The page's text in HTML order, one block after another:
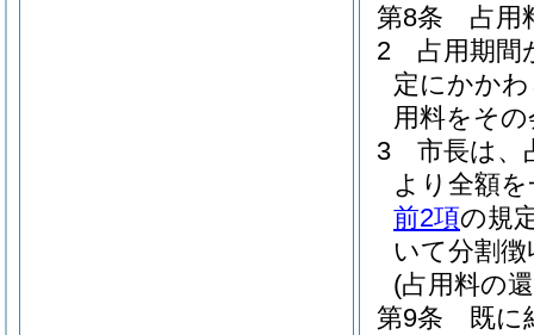
第8条
占用
2
占用期間
定にかか
用料をそ
3
市長は、
より全額
前2項の規
いて分割
(占用料の
第9条
既に